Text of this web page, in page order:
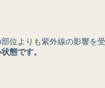
位よりも紫外線の影響を
態です。